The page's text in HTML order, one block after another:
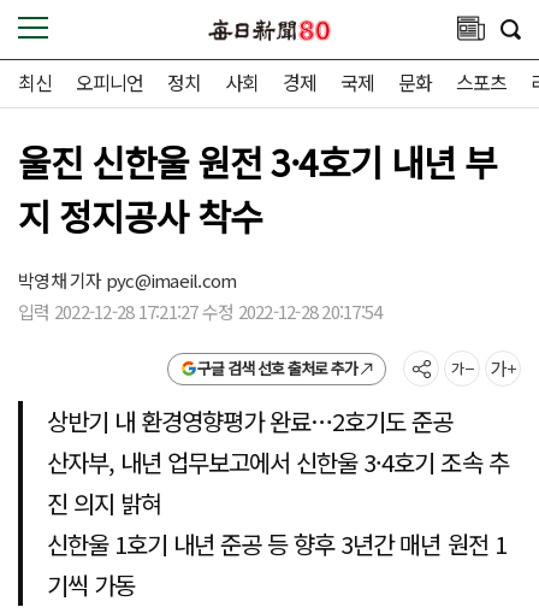
최신 오피니언 정치 사회 경제 국제 문화 스포츠
울진 신한울 원전 3·4호기 내년 부
지 정지공사 착수
박영채 기자pyc@imaeil.com
입력 2022-12-28 17:21:27 수정 2022-12-28 20:17:54
구글 검색 선호 출처로 추가
상반기 내 환경영향평가 완료…2호기도 준공
산자부, 내년 업무보고에서 신한울 3·4호기 조속 추
진 의지 밝혀
신한울 1호기 내년 준공 등 향후 3년간 매년 원전 1
기씩 가동